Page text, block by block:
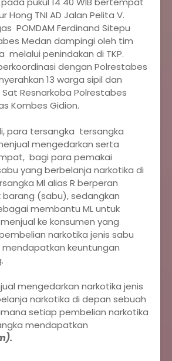
Hong TNI AD Jalan Pelita V.
POMDAM Ferdinand Sitepu
Medan dampingi oleh tim
melalui penindakan di TKP.
dengan Polrestabes
13 warga sipil dan
Resnarkoba Polrestabes
Kombes Gidion.
para tersangka tersangka
mengedarkan serta
bagi para pemakai
yang berbelanja narkotika di
Ml alias R berperan
(sabu), sedangkan
membantu ML untuk
ke konsumen yang
narkotika jenis sabu
keuntungan
mengedarkan narkotika jenis
narkotika di depan sebuah
setiap pembelian narkotika
mendapatkan